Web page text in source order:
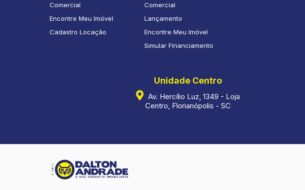
Comercial
Encontre Meu Imóvel
Cadastro Locação
Comercial
Lançamento
Encontre Meu Imóvel
Simular Financiamento
Unidade Centro
Av. Hercílio Luz, 1349 - Loja
Centro, Florianópolis - SC